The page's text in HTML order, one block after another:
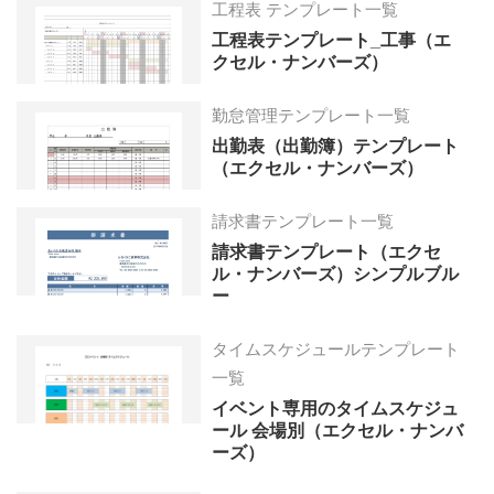
工程表 テンプレート一覧
工程表テンプレート_工事（エ
クセル・ナンバーズ）
勤怠管理テンプレート一覧
出勤表（出勤簿）テンプレート
（エクセル・ナンバーズ）
請求書テンプレート一覧
請求書テンプレート（エクセ
ル・ナンバーズ）シンプルブル
ー
タイムスケジュールテンプレート
一覧
イベント専用のタイムスケジュ
ール 会場別（エクセル・ナンバ
ーズ）